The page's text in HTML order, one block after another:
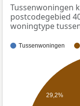
Tussenwoningen
postcodegebied
woningtype
Tussenwoningen
29,2%